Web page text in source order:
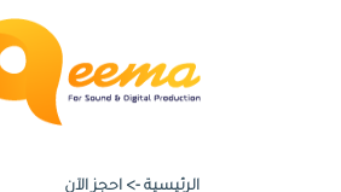
الرئيسية -> احجز الآن